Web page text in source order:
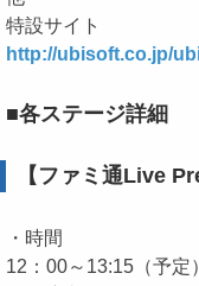
特設サイト
http://ubisoft.co.jp/
■各ステージ詳細
【ファミ通Live
・時間
12：00～13:15（予定）